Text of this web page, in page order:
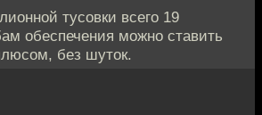
тусовки всего 19
обеспечения можно ставить
без шуток.